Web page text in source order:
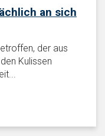
an sich
der aus
Kulissen